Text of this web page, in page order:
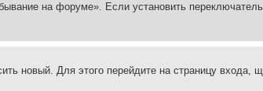
на форуме». Если установить
новый. Для этого перейдите на страницу входа,